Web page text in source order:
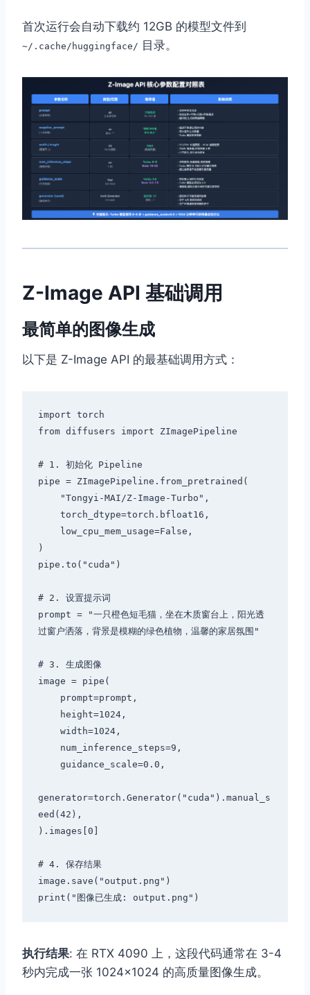
首次运行会自动下载约 12GB 的模型文件到
~/.cache/huggingface/ 目录。
Z-Image API 基础调用
最简单的图像生成
以下是 Z-Image API 的最基础调用方式：
import torch
from diffusers import ZImagePipeline
# 1. 初始化 Pipeline
pipe = ZImagePipeline.from_pretrained(
)
pipe.to("cuda")
# 2. 设置提示词
prompt = "一只橙色短毛猫，坐在木质窗台上，阳光透
过窗户洒落，背景是模糊的绿色植物，温馨的家居氛围"
# 3. 生成图像
image = pipe(
generator=torch.Generator("cuda").manual_s
eed(42),
).images[0]
# 4. 保存结果
image.save("output.png")
执行结果: 在 RTX 4090 上，这段代码通常在 3-4
秒内完成一张 1024×1024 的高质量图像生成。